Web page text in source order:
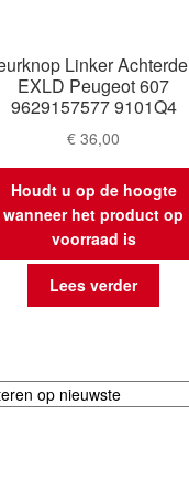
Linker
EXLD Peugeot 607
9629157577 9101Q4
€ 36,00
Houdt u op de hoogte
wanneer het product op
voorraad is
Lees verder